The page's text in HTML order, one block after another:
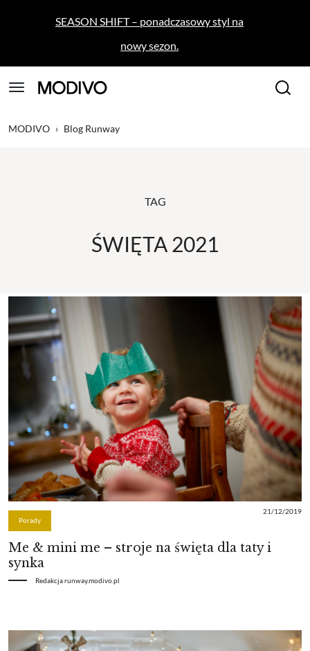
SEASON SHIFT – ponadczasowy styl na
nowy sezon.
MODIVO › Blog Runway
TAG
ŚWIĘTA 2021
Porady
21/12/2019
Me & mini me – stroje na święta dla taty i
synka
Redakcja runway.modivo.pl